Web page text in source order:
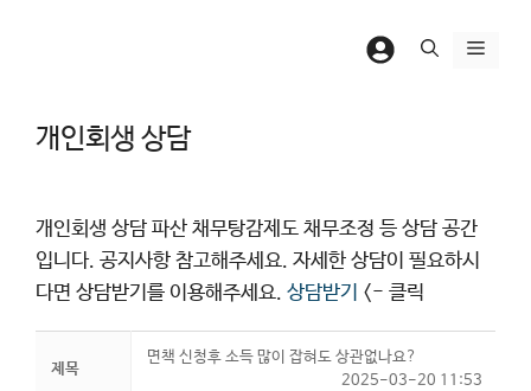
메
개인회생 상담
개인회생 상담 파산 채무탕감제도 채무조정 등 상담 공간
입니다. 공지사항 참고해주세요. 자세한 상담이 필요하시
다면 상담받기를 이용해주세요. 상담받기 <- 클릭
제목
면책 신청후 소득 많이 잡혀도 상관없나요?
2025-03-20 11:53